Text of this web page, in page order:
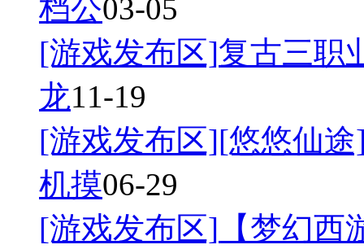
档公03-05
[游戏发布区]复古三职
龙11-19
[游戏发布区][悠悠仙
机摸06-29
[游戏发布区] 【梦幻